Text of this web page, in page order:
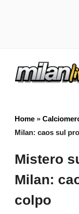
Home »
Milan: caos sul
Mistero
Milan:
colpo